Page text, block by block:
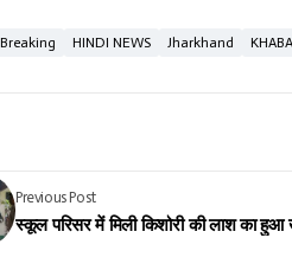
Breaking HINDI NEWS Jharkhand
Previous Post
स्कूल परिसर में मिली किशोरी की लाश का हुआ